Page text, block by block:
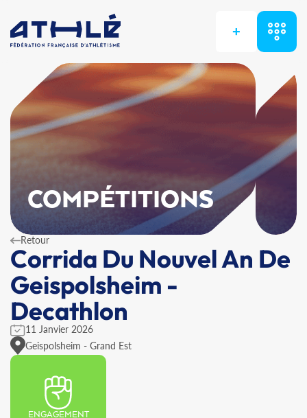
+
COMPÉTITIONS
Retour
Corrida Du Nouvel An De
Geispolsheim -
Decathlon
11 Janvier 2026
Geispolsheim - Grand Est
ENGAGEMENT